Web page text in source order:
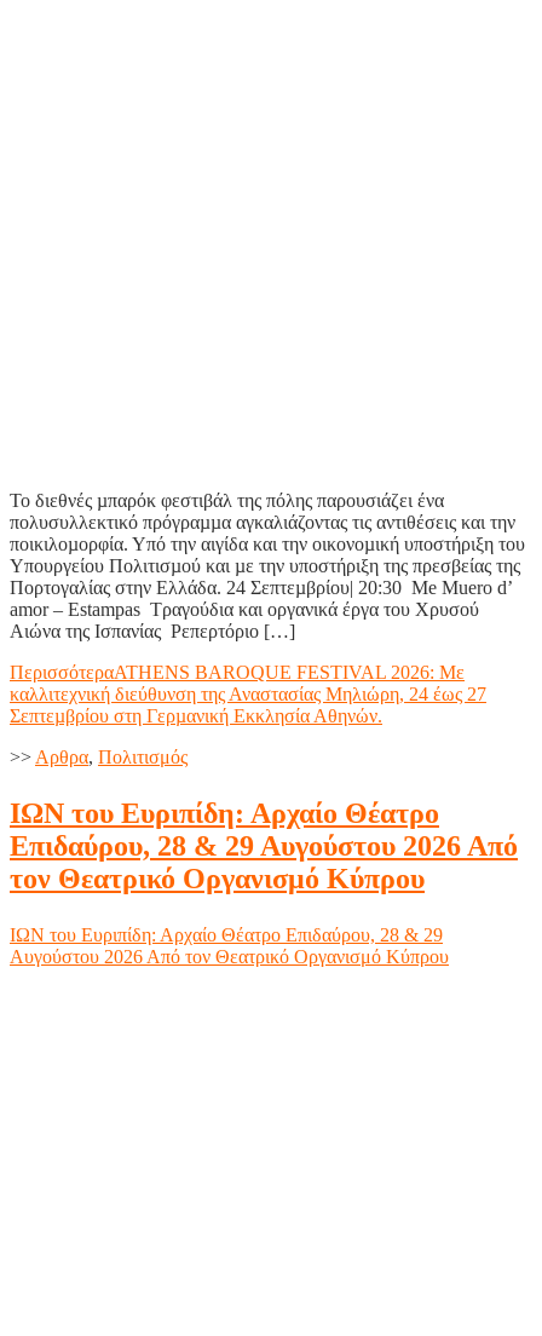
Το διεθνές µπαρόκ φεστιβάλ της πόλης παρουσιάζει ένα
πολυσυλλεκτικό πρόγραµµα αγκαλιάζοντας τις αντιθέσεις και την
ποικιλοµορφία. Υπό την αιγίδα και την οικονοµική υποστήριξη του
Υπουργείου Πολιτισµού και µε την υποστήριξη της πρεσβείας της
Πορτογαλίας στην Ελλάδα. 24 Σεπτεµβρίου| 20:30 Me Muero d’
amor – Estampas Τραγούδια και οργανικά έργα του Χρυσού
Αιώνα της Ισπανίας Ρεπερτόριο […]
ΠερισσότεραATHENS BAROQUE FESTIVAL 2026: Με
καλλιτεχνική διεύθυνση της Αναστασίας Μηλιώρη, 24 έως 27
Σεπτεµβρίου στη Γερµανική Εκκλησία Αθηνών.
>>Aρθρα, Πολιτισμός
ΙΩΝ του Ευριπίδη: Αρχαίο Θέατρο
Επιδαύρου, 28 & 29 Αυγούστου 2026 Από
τον Θεατρικό Οργανισμό Κύπρου
ΙΩΝ του Ευριπίδη: Αρχαίο Θέατρο Επιδαύρου, 28 & 29
Αυγούστου 2026 Από τον Θεατρικό Οργανισμό Κύπρου